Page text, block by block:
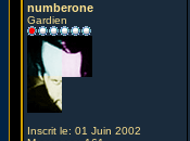
numberone
Gardien
Inscrit le: 01 Juin 2002